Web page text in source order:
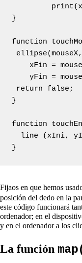
}
function
xFin =
yFin =
return false;
}
function
line (xIni,
Fijaos en que hemos
posición del dedo en la
este código funcionará
ordenador; en el
y en el ordenador a los
La función